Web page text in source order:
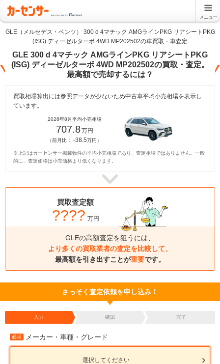
メニュー
GLE（メルセデス・ベンツ） 300 d 4マチック AMGラインPKG リアシートPKG
(ISG) ディーゼルターボ 4WD MP202502の車買取・車査定
GLE 300 d 4マチック AMGラインPKG リアシートPKG
(ISG) ディーゼルターボ 4WD MP202502の買取・査定。
最高額で売却するには？
買取相場算出には参照データが少ないため中古車平均小売相場を表示し
ています。
2026年8月平均小売相場
707.8万円
（前月比：-38.5万円）
※上記はカーセンサー掲載物件の平均小売相場であり、査定相場ではありません。一般
的に、査定価格は小売価格より低くなります。
買取査定額
???? 万円
GLEの高額査定を狙うには、
より多くの買取業者の査定を比較して、
最高額を引き出すことが重要です。
さっそく査定依頼を申し込み！
入力 確認 完了
必須 メーカー・車種・グレード
選択してください